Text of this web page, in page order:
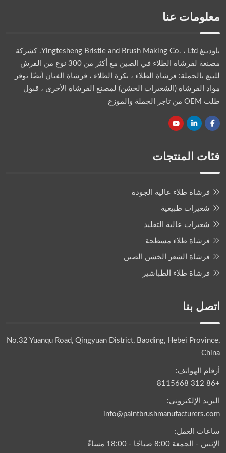
معلومات عنا
باودينغ Yingtesheng Bristle and Brush Making Co. ، Ltd.
كشركة
مصنعة لفرشاة الطلاء في الصين مع أكثر من 300 نوع من الفرش
للبيع بالجملة: فرشاة الطلاء ، بكرة الطلاء ، فرشاة الفنان أيضًا توفر
مواد الفرشاة (الشعيرات الخشن) لمصنع الفرشاة الأخرى ، قبول
طلب OEM من تاجر الجملة والموزع
فئات المنتجات
فرشاة طلاء عالية الجودة
شعيرات طبيعية
شعيرات عالية التقليد
فرشاة طلاء مسطحة
فرشاة الشعر الخشن الصين
فرشاة طلاء الطباشير
اتصل بنا
No.32 Yuanqu Road, Qingyuan District, Baoding, Hebei Province,
China
أرقام الهواتف:
+86 312 8115668
البريد الإلكتروني:
info@paintbrushmanufacturers.com
ساعات العمل:
الإثنين - الجمعة 8:00 صباحًا - 18:00 مساءً